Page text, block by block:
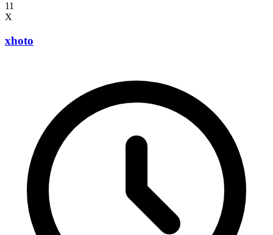
11
X
xhoto